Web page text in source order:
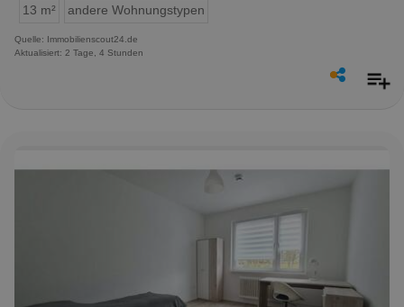
13 m²
andere Wohnungstypen
Quelle: Immobilienscout24.de
Aktualisiert: 2 Tage, 4 Stunden